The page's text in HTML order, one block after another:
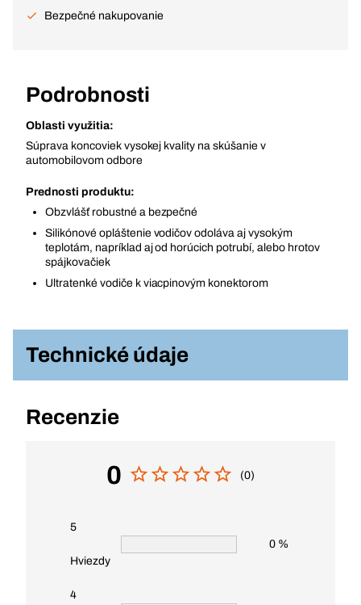
Bezpečné nakupovanie
Podrobnosti
Oblasti využitia:
Súprava koncoviek vysokej kvality na skúšanie v
automobilovom odbore
Prednosti produktu:
Obzvlášť robustné a bezpečné
Silikónové opláštenie vodičov odoláva aj vysokým
teplotám, napríklad aj od horúcich potrubí, alebo hrotov
spájkovačiek
Ultratenké vodiče k viacpinovým konektorom
Technické údaje
Recenzie
0 (0)
5
Hviezdy
0 %
4